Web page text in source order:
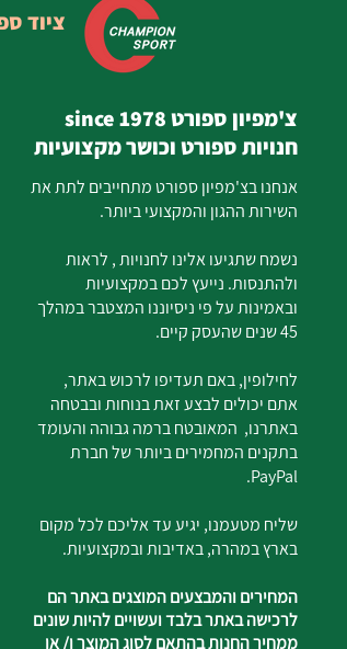
צ'מפיון ספורט since 1978
חנויות ספורט וכושר מקצועיות
אנחנו בצ'מפיון ספורט מתחייבים לתת את
השירות ההגון והמקצועי ביותר.
נשמח שתגיעו אלינו לחנויות , לראות
ולהתנסות. נייעץ לכם במקצועיות
ובאמינות על פי ניסיוננו המצטבר במהלך
45 שנים שהעסק קיים.
לחילופין, באם תעדיפו לרכוש באתר,
אתם יכולים לבצע זאת בנוחות ובבטחה
באתרנו, המאובטח ברמה גבוהה והעומד
בתקנים המחמירים ביותר של חברת
PayPal.
שליח מטעמנו, יגיע עד אליכם לכל מקום
בארץ במהרה, באדיבות ובמקצועיות.
המחירים והמבצעים המוצגים באתר הם
לרכישה באתר בלבד ועשויים להיות שונים
ממחיר החנות בהתאם לסוג המוצר ו/ או
ציוד